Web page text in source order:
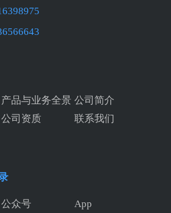
产品与业务全景 公司简介
公司资质
联系我们
公众号 App